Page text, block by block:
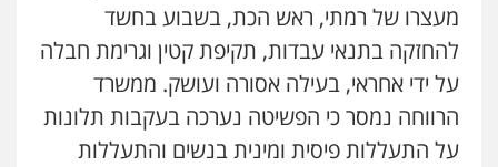
מעצרו של רמתי, ראש הכת, בשבוע בחשד
להחזקה בתנאי עבדות, תקיפת קטין וגרימת חבלה
על ידי אחראי, בעילה אסורה ועושק. ממשרד
הרווחה נמסר כי הפשיטה נערכה בעקבות תלונות
על התעללות פיסית ומינית בנשים והתעללות